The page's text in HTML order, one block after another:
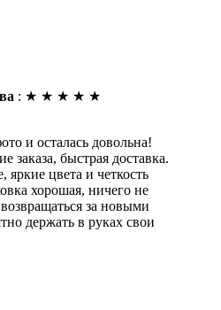
: ★ ★ ★ ★ ★
и осталась довольна!
заказа, быстрая доставка.
яркие цвета и четкость
хорошая, ничего не
за новыми
держать в руках свои